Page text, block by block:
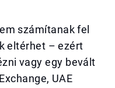
számítanak fel
eltérhet – ezért
vagy egy bevált
UAE